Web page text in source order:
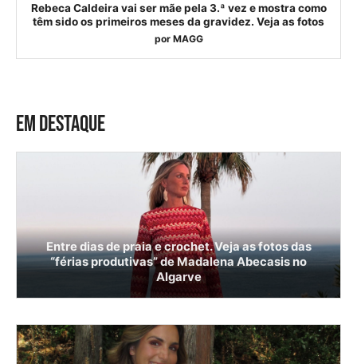
Rebeca Caldeira vai ser mãe pela 3.ª vez e mostra como
têm sido os primeiros meses da gravidez. Veja as fotos
por MAGG
EM DESTAQUE
Entre dias de praia e crochet. Veja as fotos das
“férias produtivas” de Madalena Abecasis no
Algarve